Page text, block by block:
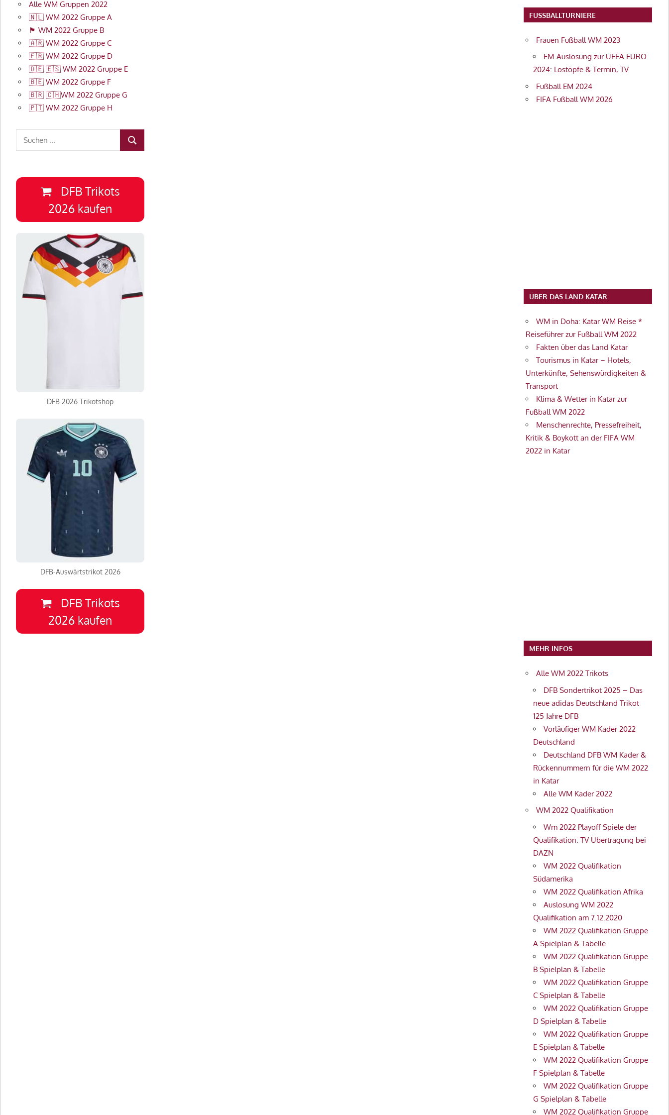
Alle WM Gruppen 2022
🇳🇱 WM 2022 Gruppe A
🏴󠁧󠁢󠁥󠁮󠁧󠁿 WM 2022 Gruppe B
🇦🇷 WM 2022 Gruppe C
🇫🇷 WM 2022 Gruppe D
🇩🇪 🇪🇸 WM 2022 Gruppe E
🇧🇪 WM 2022 Gruppe F
🇧🇷 🇨🇭WM 2022 Gruppe G
🇵🇹 WM 2022 Gruppe H
Suchen
nach:
SUCHEN
DFB Trikots
2026 kaufen
DFB 2026 Trikotshop
DFB-Auswärtstrikot 2026
DFB Trikots
2026 kaufen
FUSSBALLTURNIERE
Frauen Fußball WM 2023
EM-Auslosung zur UEFA EURO
2024: Lostöpfe & Termin, TV
Fußball EM 2024
FIFA Fußball WM 2026
ÜBER DAS LAND KATAR
WM in Doha: Katar WM Reise *
Reiseführer zur Fußball WM 2022
Fakten über das Land Katar
Tourismus in Katar – Hotels,
Unterkünfte, Sehenswürdigkeiten &
Transport
Klima & Wetter in Katar zur
Fußball WM 2022
Menschenrechte, Pressefreiheit,
Kritik & Boykott an der FIFA WM
2022 in Katar
MEHR INFOS
Alle WM 2022 Trikots
DFB Sondertrikot 2025 – Das
neue adidas Deutschland Trikot
125 Jahre DFB
Vorläufiger WM Kader 2022
Deutschland
Deutschland DFB WM Kader &
Rückennummern für die WM 2022
in Katar
Alle WM Kader 2022
WM 2022 Qualifikation
Wm 2022 Playoff Spiele der
Qualifikation: TV Übertragung bei
DAZN
WM 2022 Qualifikation
Südamerika
WM 2022 Qualifikation Afrika
Auslosung WM 2022
Qualifikation am 7.12.2020
WM 2022 Qualifikation Gruppe
A Spielplan & Tabelle
WM 2022 Qualifikation Gruppe
B Spielplan & Tabelle
WM 2022 Qualifikation Gruppe
C Spielplan & Tabelle
WM 2022 Qualifikation Gruppe
D Spielplan & Tabelle
WM 2022 Qualifikation Gruppe
E Spielplan & Tabelle
WM 2022 Qualifikation Gruppe
F Spielplan & Tabelle
WM 2022 Qualifikation Gruppe
G Spielplan & Tabelle
WM 2022 Qualifikation Gruppe